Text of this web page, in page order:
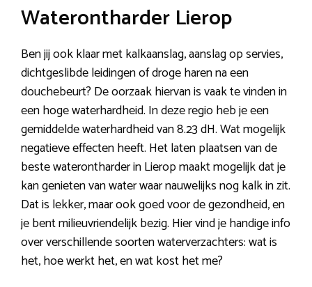
Waterontharder Lierop
Ben jij ook klaar met kalkaanslag, aanslag op servies,
dichtgeslibde leidingen of droge haren na een
douchebeurt? De oorzaak hiervan is vaak te vinden in
een hoge waterhardheid. In deze regio heb je een
gemiddelde waterhardheid van 8.23 dH. Wat mogelijk
negatieve effecten heeft. Het laten plaatsen van de
beste waterontharder in Lierop maakt mogelijk dat je
kan genieten van water waar nauwelijks nog kalk in zit.
Dat is lekker, maar ook goed voor de gezondheid, en
je bent milieuvriendelijk bezig. Hier vind je handige info
over verschillende soorten waterverzachters: wat is
het, hoe werkt het, en wat kost het me?